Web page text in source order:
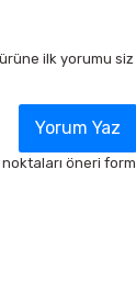
ilk yorumu siz
Yorum Yaz
öneri